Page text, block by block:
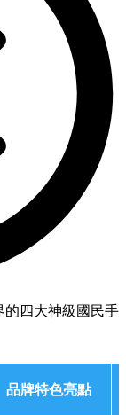
的四大神級國民手
品牌特色亮點